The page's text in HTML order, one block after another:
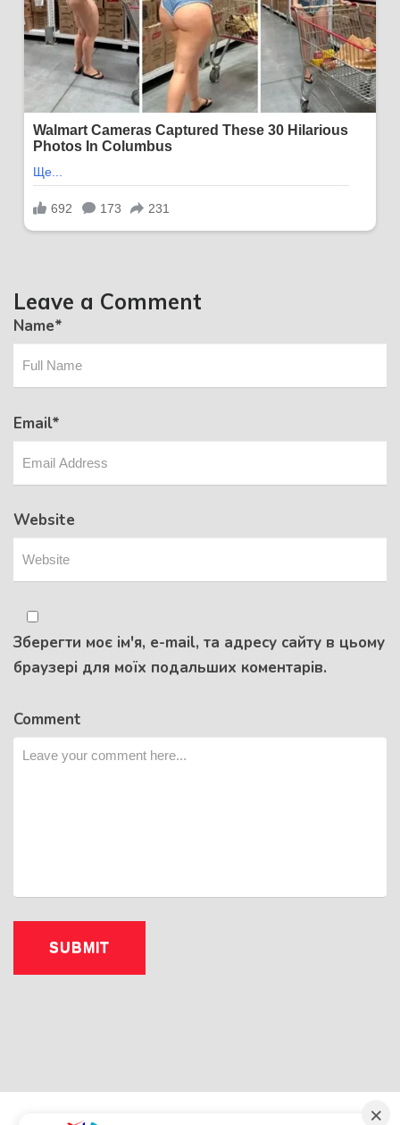
Leave a Comment
Name*
Email*
Website
Зберегти моє ім'я, e-mail, та адресу сайту в цьому
браузері для моїх подальших коментарів.
Comment